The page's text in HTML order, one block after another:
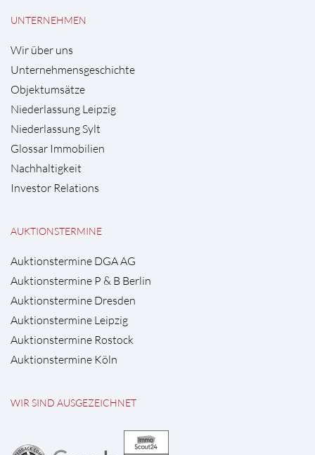
UNTERNEHMEN
Wir über uns
Unternehmensgeschichte
Objektumsätze
Niederlassung Leipzig
Niederlassung Sylt
Glossar Immobilien
Nachhaltigkeit
Investor Relations
AUKTIONSTERMINE
Auktionstermine DGA AG
Auktionstermine P & B Berlin
Auktionstermine Dresden
Auktionstermine Leipzig
Auktionstermine Rostock
Auktionstermine Köln
WIR SIND AUSGEZEICHNET